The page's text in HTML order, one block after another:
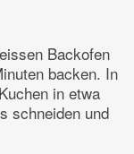
Backofen
backen. In
in etwa
schneiden und